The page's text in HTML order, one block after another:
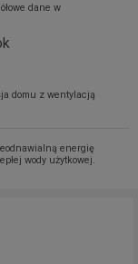
dane w
domu z wentylacją
energię
wody użytkowej.